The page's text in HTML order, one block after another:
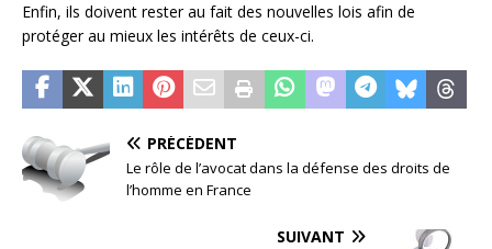
Enfin, ils doivent rester au fait des nouvelles lois afin de
protéger au mieux les intérêts de ceux-ci.
PRÉCÉDENT
Le rôle de l’avocat dans la défense des droits de
l’homme en France
SUIVANT